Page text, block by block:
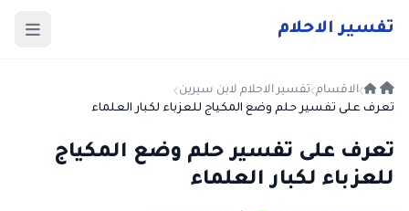
تفسير الاحلام
الاقسام تفسير الاحلام لابن سيرين
تعرف على تفسير حلم وضع المكياج للعزباء لكبار العلماء
تعرف على تفسير حلم وضع المكياج
للعزباء لكبار العلماء